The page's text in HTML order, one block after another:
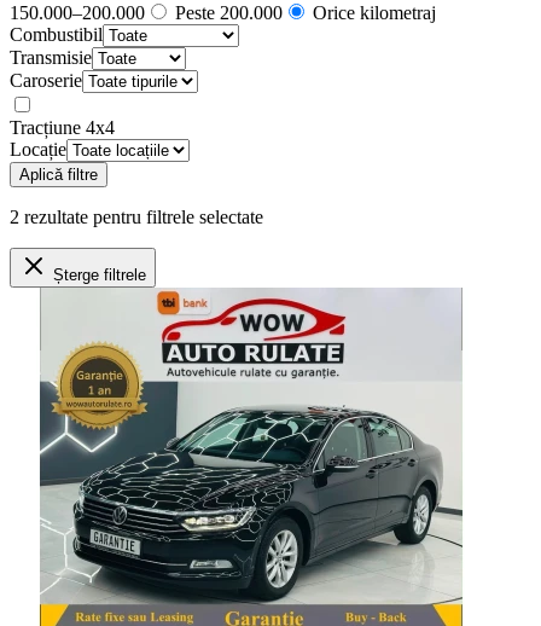
150.000–200.000
Peste 200.000
Orice kilometraj
Combustibil
Transmisie
Caroserie
Tracțiune 4x4
Locație
Aplică filtre
2 rezultate pentru filtrele selectate
Șterge filtrele